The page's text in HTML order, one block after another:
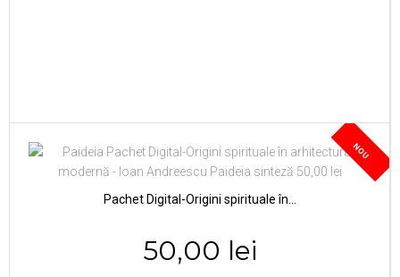
NOU
Pachet Digital-Origini spirituale în...
50,00 lei